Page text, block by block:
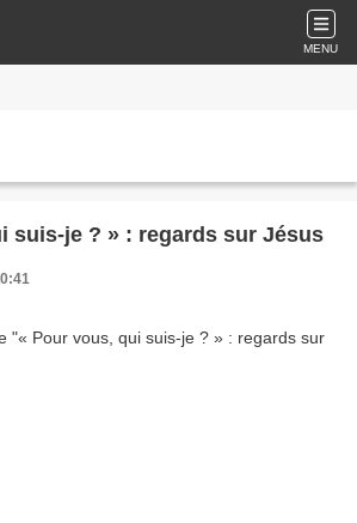
MENU
suis-je ? » : regards sur Jésus